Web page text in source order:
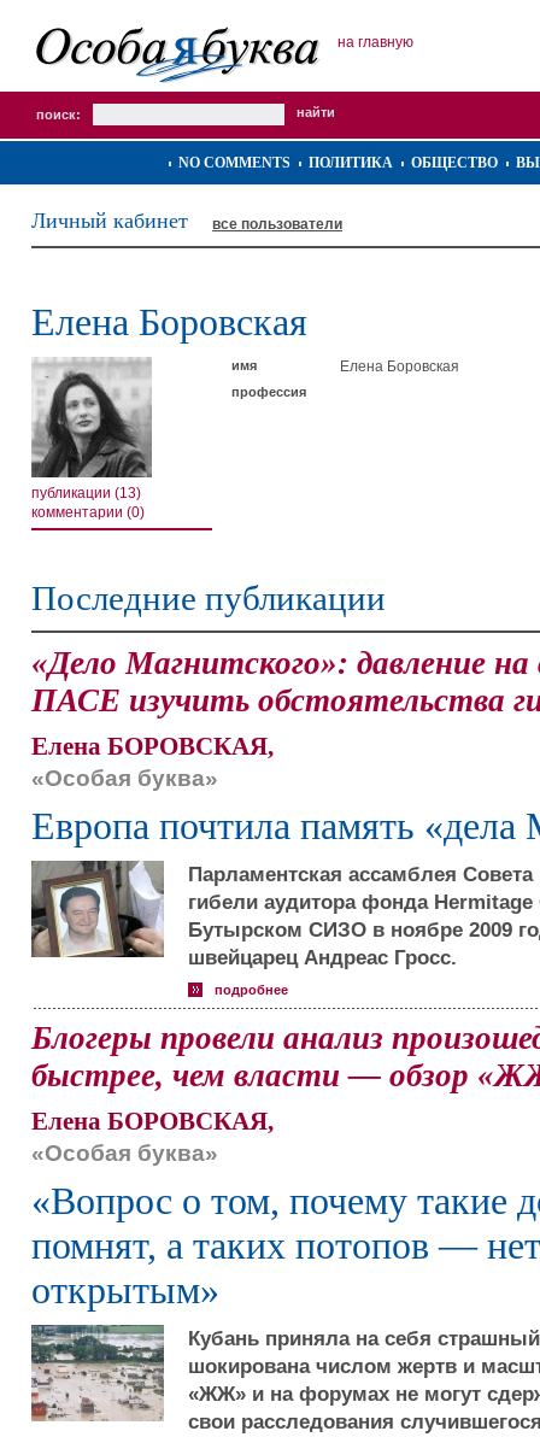
на главную
поиск:
NO COMMENTS ПОЛИТИКА ОБЩЕСТВО
Личный кабинет все пользователи
Елена Боровская
публикации (13)
комментарии (0)
имя Елена Боровская
профессия
Последние публикации
«Дело Магнитского»: давление
ПАСЕ изучить обстоятельства
Елена БОРОВСКАЯ,
«Особая буква»
Европа почтила память «дела
Парламентская ассамблея
гибели аудитора фонда Hermitage
Бутырском СИЗО в ноябре 2009
швейцарец Андреас Гросс.
подробнее
Блогеры провели анализ
быстрее, чем власти — обзор
Елена БОРОВСКАЯ,
«Особая буква»
«Вопрос о том, почему такие
помнят, а таких потопов —
открытым»
Кубань приняла на себя
шокирована числом жертв и
«ЖЖ» и на форумах не могут
свои расследования